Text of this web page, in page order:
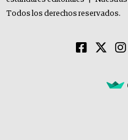
Todos los derechos reservados.